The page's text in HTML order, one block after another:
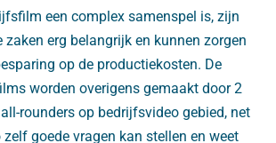
een complex samenspel is, zijn
zaken erg belangrijk en kunnen zorgen
op de productiekosten. De
worden overigens gemaakt door 2
rounders op bedrijfsvideo gebied, net
goede vragen kan stellen en weet